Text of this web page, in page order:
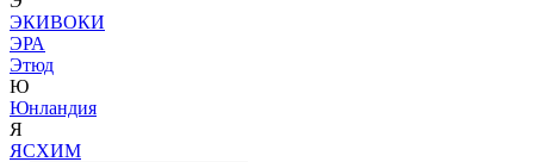
ЭКИВОКИ
ЭРА
Этюд
Ю
Юнландия
Я
ЯСХИМ